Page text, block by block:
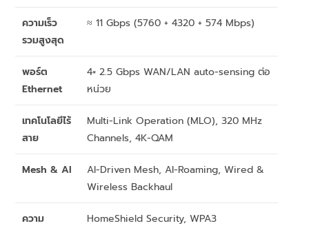
ความเร็ว
รวมสูงสุด
≈ 11 Gbps (5760 + 4320 + 574 Mbps)
พอร์ต
Ethernet
4× 2.5 Gbps WAN/LAN auto-sensing ต่อ
หน่วย
เทคโนโลยีไร้
สาย
Multi-Link Operation (MLO), 320 MHz
Channels, 4K-QAM
Mesh & AI
AI-Driven Mesh, AI-Roaming, Wired &
Wireless Backhaul
ความ
HomeShield Security, WPA3